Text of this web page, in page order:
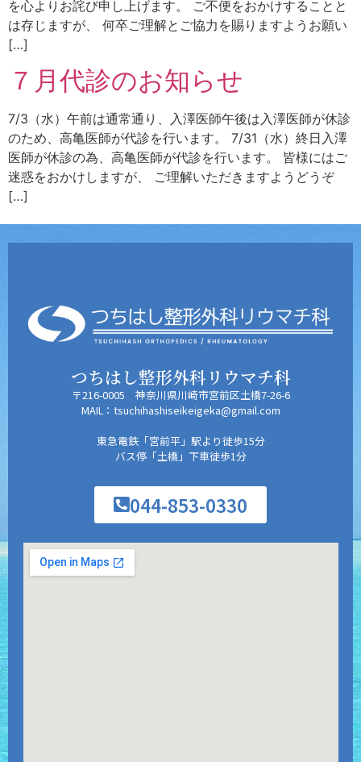
を心よりお詫び申し上げます。 ご不便をおかけすることと
は存じますが、 何卒ご理解とご協力を賜りますようお願い
[…]
７月代診のお知らせ
7/3（水）午前は通常通り、入澤医師午後は入澤医師が休診
のため、高亀医師が代診を行います。 7/31（水）終日入澤
医師が休診の為、高亀医師が代診を行います。 皆様にはご
迷惑をおかけしますが、 ご理解いただきますようどうぞ
[…]
つちはし整形外科リウマチ科
〒216-0005 神奈川県川崎市宮前区土橋7-26-6
MAIL：tsuchihashiseikeigeka@gmail.com
東急電鉄「宮前平」駅より徒歩15分
バス停「土橋」下車徒歩1分
044-853-0330